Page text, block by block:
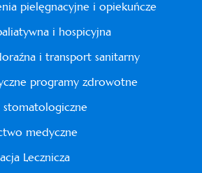
pielęgnacyjne i opiekuńcze
i hospicyjna
i transport sanitarny
programy zdrowotne
stomatologiczne
medyczne
Lecznicza